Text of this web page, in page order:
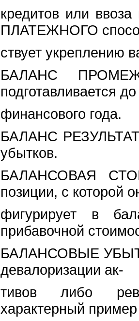
кредитов или
ПЛАТЕЖНОГО
ствует укреплению
БАЛАНС
подготавливается
финансового года.
БАЛАНС
убытков.
БАЛАНСОВАЯ
позиции, с которой
фигурирует в
прибавочной
БАЛАНСОВЫЕ
девалоризации ак-
тивов либо
характерный